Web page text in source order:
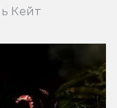
Кейт